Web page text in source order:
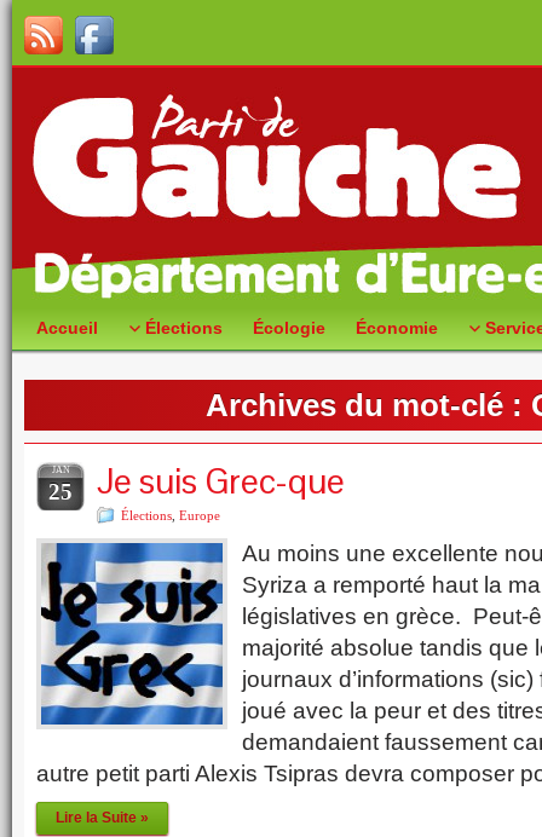
Accueil Élections Écologie Économie
Archives du mot-clé :
JAN
25 Je suis Grec-que
Élections Europe
Au moins une excellente
Syriza a remporté haut la
législatives en grèce. Peut-
majorité absolue tandis que
journaux d’informations
joué avec la peur et des
demandaient faussement
autre petit parti Alexis Tsipras devra composer
Lire la Suite »